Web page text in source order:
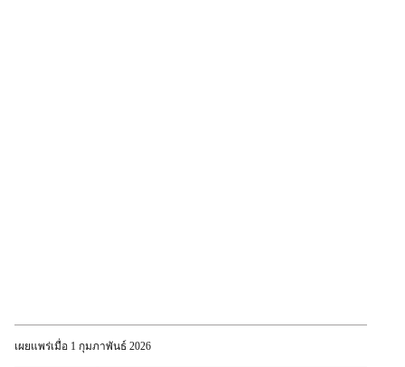
เผยแพร่เมื่อ 1 กุมภาพันธ์ 2026